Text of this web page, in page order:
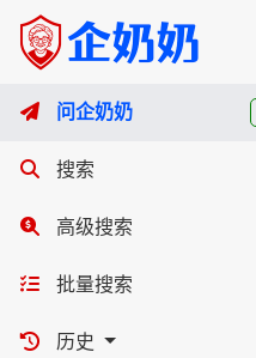
问企奶奶
搜索
高级搜索
批量搜索
历史